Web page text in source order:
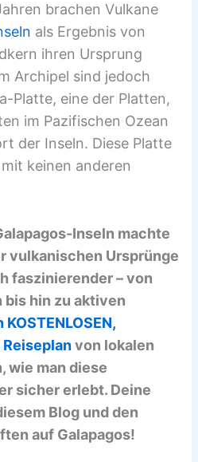
brachen Vulkane
als Ergebnis von
ihren Ursprung
Archipel sind jedoch
Platte, eine der Platten,
im Pazifischen Ozean
der Inseln. Diese Platte
keinen anderen
Inseln machte
vulkanischen Ursprünge
faszinierender – von
bis hin zu aktiven
von lokalen
wie man diese
sicher erlebt. Deine
Blog und den
auf Galapagos!